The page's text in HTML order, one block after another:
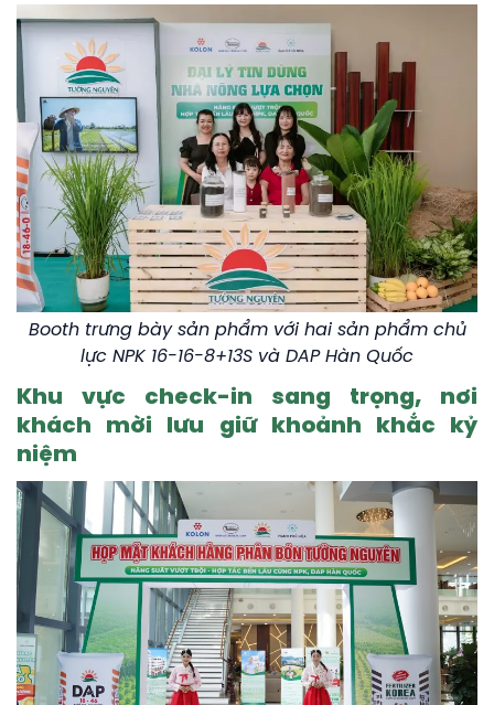
Booth trưng bày sản phẩm với hai sản phẩm chủ
lực NPK 16-16-8+13S và DAP Hàn Quốc
Khu vực check-in sang trọng, nơi
khách mời lưu giữ khoảnh khắc kỷ
niệm